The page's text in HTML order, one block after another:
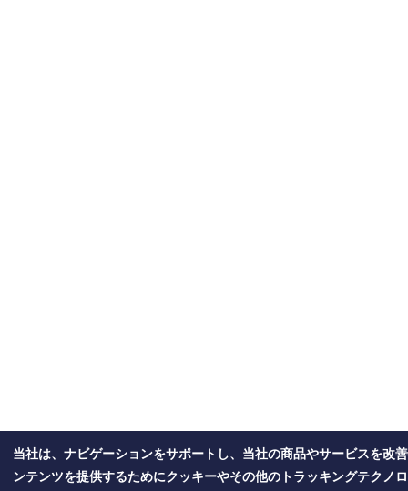
当社は、ナビゲーションをサポートし、当社の商品やサービスを改
ンテンツを提供するためにクッキーやその他のトラッキングテクノ